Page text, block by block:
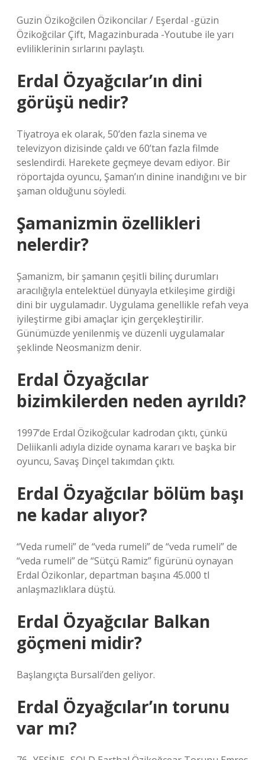
Guzin Özikoğcilen Özikoncilar / Eşerdal -güzin
Özikoğcilar Çift, Magazinburada -Youtube ile yarı
evliliklerinin sırlarını paylaştı.
Erdal Özyağcılar’ın dini
görüşü nedir?
Tiyatroya ek olarak, 50’den fazla sinema ve
televizyon dizisinde çaldı ve 60’tan fazla filmde
seslendirdi. Harekete geçmeye devam ediyor. Bir
röportajda oyuncu, Şaman’ın dinine inandığını ve bir
şaman olduğunu söyledi.
Şamanizmin özellikleri
nelerdir?
Şamanizm, bir şamanın çeşitli bilinç durumları
aracılığıyla entelektüel dünyayla etkileşime girdiği
dini bir uygulamadır. Uygulama genellikle refah veya
iyileştirme gibi amaçlar için gerçekleştirilir.
Günümüzde yenilenmiş ve düzenli uygulamalar
şeklinde Neosmanizm denir.
Erdal Özyağcılar
bizimkilerden neden ayrıldı?
1997’de Erdal Özikoğcular kadrodan çıktı, çünkü
Deliikanli adıyla dizide oynama kararı ve başka bir
oyuncu, Savaş Dinçel takımdan çıktı.
Erdal Özyağcılar bölüm başı
ne kadar alıyor?
“Veda rumeli” de “veda rumeli” de “veda rumeli” de
“veda rumeli” de “Sütçü Ramiz” figürünü oynayan
Erdal Özikonlar, departman başına 45.000 tl
anlaşmazlıklara düştü.
Erdal Özyağcılar Balkan
göçmeni midir?
Başlangıçta Bursali’den geliyor.
Erdal Özyağcılar’ın torunu
var mı?